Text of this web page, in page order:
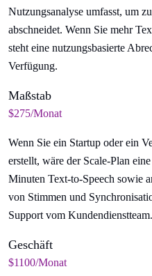
Nutzungsanalyse umfasst, um
abschneidet. Wenn Sie mehr
steht eine nutzungsbasierte
Verfügung.
Maßstab
$275/Monat
Wenn Sie ein Startup oder ein
erstellt, wäre der Scale-Plan
Minuten Text-to-Speech sowie
von Stimmen und
Support vom Kundendienstteam.
Geschäft
$1100/Monat